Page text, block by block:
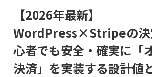
【2026年最新】
WordPress×Stripeの決
心者でも安全・確実に「
決済」を実装する設計値